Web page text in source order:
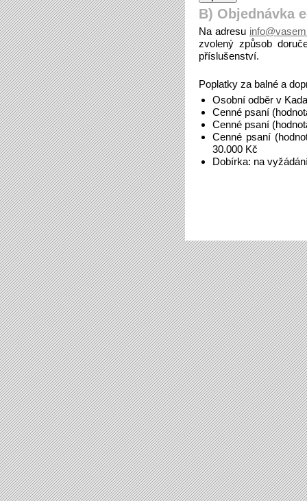
B) Objednávka
Na adresu
zvolený způsob
příslušenství.
Poplatky za balné a
Osobní odběr v
Cenné psaní
Cenné psaní
Cenné psaní
30.000 Kč
Dobírka: na